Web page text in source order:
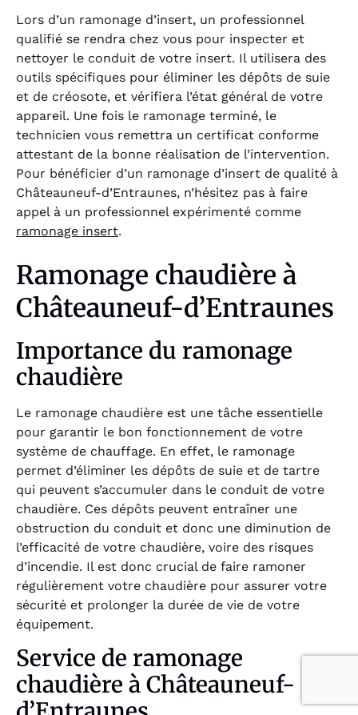
Lors d’un ramonage d’insert, un professionnel
qualifié se rendra chez vous pour inspecter et
nettoyer le conduit de votre insert. Il utilisera des
outils spécifiques pour éliminer les dépôts de suie
et de créosote, et vérifiera l’état général de votre
appareil. Une fois le ramonage terminé, le
technicien vous remettra un certificat conforme
attestant de la bonne réalisation de l’intervention.
Pour bénéficier d’un ramonage d’insert de qualité à
Châteauneuf-d’Entraunes, n’hésitez pas à faire
appel à un professionnel expérimenté comme
ramonage insert.
Ramonage chaudière à
Châteauneuf-d’Entraunes
Importance du ramonage
chaudière
Le ramonage chaudière est une tâche essentielle
pour garantir le bon fonctionnement de votre
système de chauffage. En effet, le ramonage
permet d’éliminer les dépôts de suie et de tartre
qui peuvent s’accumuler dans le conduit de votre
chaudière. Ces dépôts peuvent entraîner une
obstruction du conduit et donc une diminution de
l’efficacité de votre chaudière, voire des risques
d’incendie. Il est donc crucial de faire ramoner
régulièrement votre chaudière pour assurer votre
sécurité et prolonger la durée de vie de votre
équipement.
Service de ramonage
chaudière à Châteauneuf-